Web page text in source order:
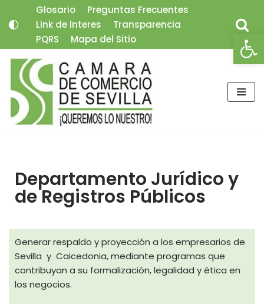
Saltar
contenido
Glosario
Preguntas Frecuentes
Link de Interes
Transparencia
PQRS
Mapa del Sitio
Departamento Jurídico y
de Registros Públicos
Generar respaldo y proyección a los empresarios de
Sevilla y Caicedonia, mediante programas que
contribuyan a su formalización, legalidad y ética en
los negocios.